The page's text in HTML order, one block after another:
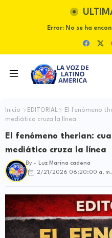
Error:No se ha
Inicio EDITORIAL
El fenómeno
mediático cruza la línea
El fenómeno therian:
mediático cruza la línea
By -
Luz Marina cadena
2/21/2026 06:20:00 a. m.